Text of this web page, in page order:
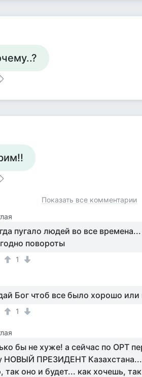
Показать все комментарии
пугало людей во все
повороты
1
Бог чтоб все было хорошо
1
бы не хуже! а сейчас по ОРТ
НОВЫЙ ПРЕЗИДЕНТ
так оно и будет... как хочешь,